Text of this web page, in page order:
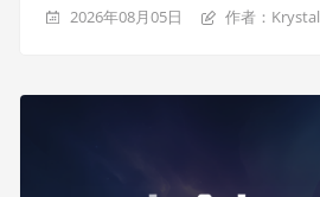
2026年08月05日 作者：Krystal